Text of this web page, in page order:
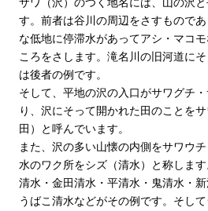
す。前者は谷川の周辺をさすもので
な低地に停滞水があってアシ・マコ
ころをさします。滝名川の旧河道に
は後者の例です。
そして、平地の沢の入口がサワグチ
り、沢にそって開かれた田のことを
田）と呼んでいます。
また、沢の多い山懐の内側をサワウチ
水のワク所をシズ（清水）と称しま
清水・金田清水・平清水・鬼清水・
うばこ清水などがその例です。そし